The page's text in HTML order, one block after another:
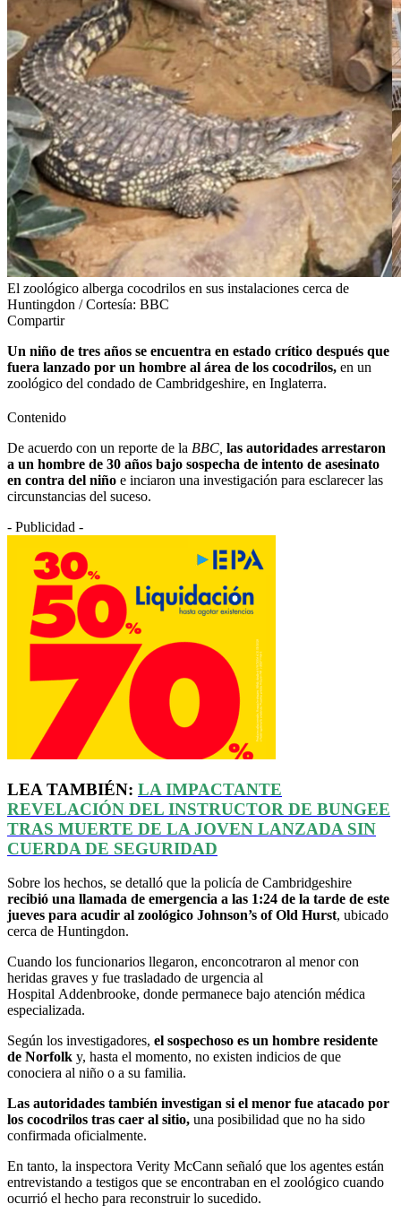
El zoológico alberga cocodrilos en sus instalaciones cerca de
Huntingdon / Cortesía: BBC
Compartir
Un niño de tres años se encuentra en estado crítico después que
fuera lanzado por un hombre al área de los cocodrilos, en un
zoológico del condado de Cambridgeshire, en Inglaterra.
Contenido
De acuerdo con un reporte de la BBC, las autoridades arrestaron
a un hombre de 30 años bajo sospecha de intento de asesinato
en contra del niño e inciaron una investigación para esclarecer las
circunstancias del suceso.
- Publicidad -
LEA TAMBIÉN: LA IMPACTANTE
REVELACIÓN DEL INSTRUCTOR DE BUNGEE
TRAS MUERTE DE LA JOVEN LANZADA SIN
CUERDA DE SEGURIDAD
Sobre los hechos, se detalló que la policía de Cambridgeshire
recibió una llamada de emergencia a las 1:24 de la tarde de este
jueves para acudir al zoológico Johnson’s of Old Hurst, ubicado
cerca de Huntingdon.
Cuando los funcionarios llegaron, enconcotraron al menor con
heridas graves y fue trasladado de urgencia al
Hospital Addenbrooke, donde permanece bajo atención médica
especializada.
Según los investigadores, el sospechoso es un hombre residente
de Norfolk y, hasta el momento, no existen indicios de que
conociera al niño o a su familia.
Las autoridades también investigan si el menor fue atacado por
los cocodrilos tras caer al sitio, una posibilidad que no ha sido
confirmada oficialmente.
En tanto, la inspectora Verity McCann señaló que los agentes están
entrevistando a testigos que se encontraban en el zoológico cuando
ocurrió el hecho para reconstruir lo sucedido.